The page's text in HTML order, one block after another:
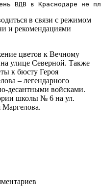
в связи с режимом
и рекомендациями
цветов к Вечному
улице Северной. Также
к бюсту Героя
– легендарного
десантными войсками.
школы № 6 на ул.
Маргелова.